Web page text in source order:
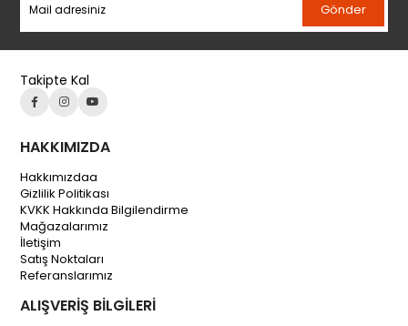
Gönder
Takipte Kal
HAKKIMIZDA
Hakkımızdaa
Gizlilik Politikası
KVKK Hakkında Bilgilendirme
Mağazalarımız
İletişim
Satış Noktaları
Referanslarımız
ALIŞVERİŞ BİLGİLERİ